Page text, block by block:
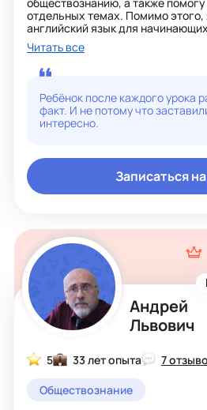
отдельных темах. Помимо
английский язык для
на интересной игровой форме
которая поможет достичь
комфортом. Я уверенно и с
сложные учебные темы,
реальной жизнью. Для меня
атмосфера на уроке, поэтому я
классические, так и личностно-
подходы в работе.
Читать все
Ребёнок после каждого урока
факт. И не потому что
интересно.
Записаться
Андрей
Львович
5 33 лет опыта
7
Обществознание